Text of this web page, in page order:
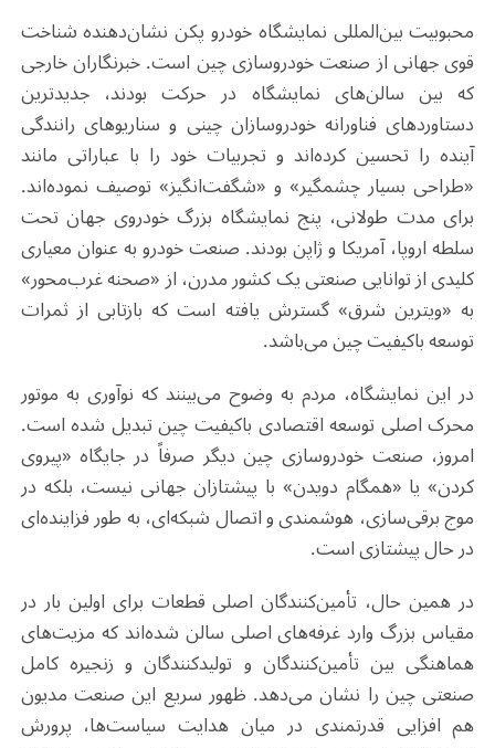
محبوبیت بین‌المللی نمایشگاه خودرو پکن نشان‌دهنده شناخت
قوی جهانی از صنعت خودروسازی چین است. خبرنگاران خارجی
که بین سالن‌های نمایشگاه در حرکت بودند، جدیدترین
دستاوردهای فناورانه خودروسازان چینی و سناریوهای رانندگی
آینده را تحسین کرده‌اند و تجربیات خود را با عباراتی مانند
«طراحی بسیار چشمگیر» و «شگفت‌انگیز» توصیف نموده‌اند.
برای مدت طولانی، پنج نمایشگاه بزرگ خودروی جهان تحت
سلطه اروپا، آمریکا و ژاپن بودند. صنعت خودرو به عنوان معیاری
کلیدی از توانایی صنعتی یک کشور مدرن، از «صحنه غرب‌محور»
به «ویترین شرق» گسترش یافته است که بازتابی از ثمرات
توسعه باکیفیت چین می‌باشد.
در این نمایشگاه، مردم به وضوح می‌بینند که نوآوری به موتور
محرک اصلی توسعه اقتصادی باکیفیت چین تبدیل شده است.
امروز، صنعت خودروسازی چین دیگر صرفاً در جایگاه «پیروی
کردن» یا «همگام دویدن» با پیشتازان جهانی نیست، بلکه در
موج برقی‌سازی، هوشمندی و اتصال شبکه‌ای، به طور فزاینده‌ای
در حال پیشتازی است.
در همین حال، تأمین‌کنندگان اصلی قطعات برای اولین بار در
مقیاس بزرگ وارد غرفه‌های اصلی سالن شده‌اند که مزیت‌های
هماهنگی بین تأمین‌کنندگان و تولیدکنندگان و زنجیره کامل
صنعتی چین را نشان می‌دهد. ظهور سریع این صنعت مدیون
هم افزایی قدرتمندی در میان هدایت سیاست‌ها، پرورش